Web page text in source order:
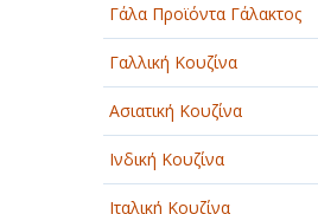
Γάλα Προϊόντα Γάλακτος
Γαλλική Κουζίνα
Ασιατική Κουζίνα
Ινδική Κουζίνα
Ιταλική Κουζίνα